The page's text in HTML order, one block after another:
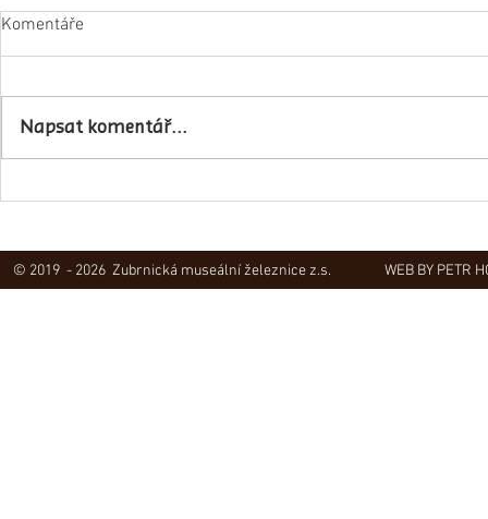
Komentáře
Napsat komentář...
© 2019 - 2026 Zubrnická museální železnice z.s. WEB BY